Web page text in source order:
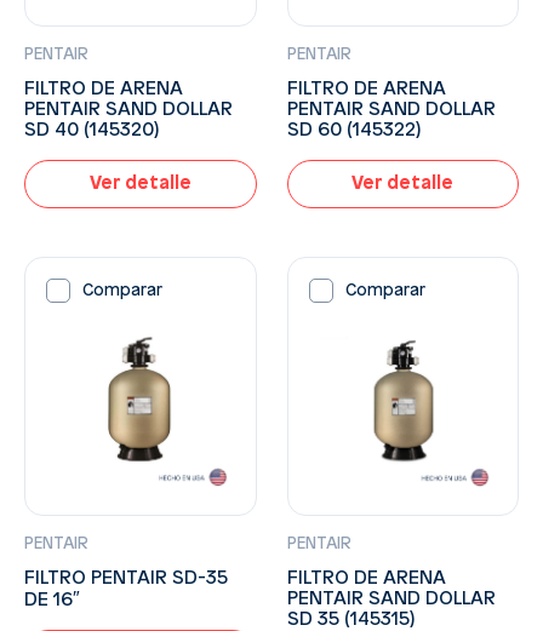
PENTAIR
FILTRO DE ARENA
PENTAIR SAND DOLLAR
SD 40 (145320)
Ver detalle
PENTAIR
FILTRO DE ARENA
PENTAIR SAND DOLLAR
SD 60 (145322)
Ver detalle
Comparar
PENTAIR
FILTRO PENTAIR SD-35
DE 16″
Comparar
PENTAIR
FILTRO DE ARENA
PENTAIR SAND DOLLAR
SD 35 (145315)